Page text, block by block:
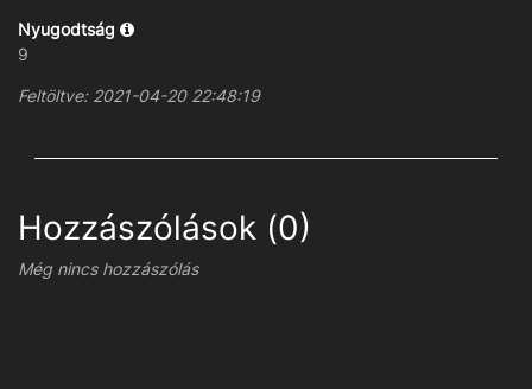
Nyugodtság
9
Feltöltve: 2021-04-20 22:48:19
Hozzászólások (0)
Még nincs hozzászólás